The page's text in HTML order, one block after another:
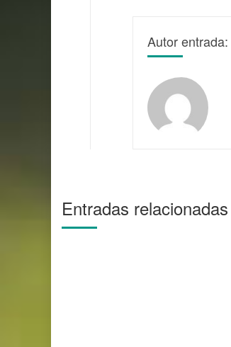
Autor entrada:
Entradas relacionadas